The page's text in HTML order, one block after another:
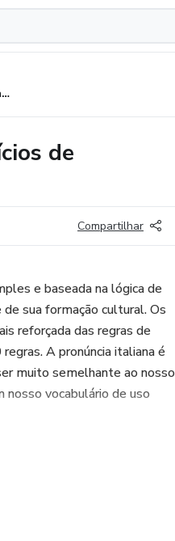
Corrija Sua Pronúncia em Italiano - Com Exercícios de Verificação Imediata
de
Compartilhar
e baseada na lógica de
sua formação cultural. Os
reforçada das regras de
A pronúncia italiana é
muito semelhante ao nosso
vocabulário de uso